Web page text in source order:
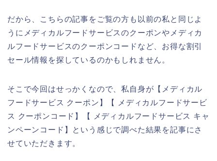
だから、こちらの記事をご覧の方も以前の私と同じよ
うにメディカルフードサービスのクーポンやメディカ
ルフードサービスのクーポンコードなど、お得な割引
セール情報を探しているのかもしれません。
そこで今回はせっかくなので、私自身が【メディカル
フードサービス クーポン】【 メディカルフードサービ
ス クーポンコード】【 メディカルフードサービス キャ
ンペーンコード】という感じで調べた結果を記事にさ
せていただきます。